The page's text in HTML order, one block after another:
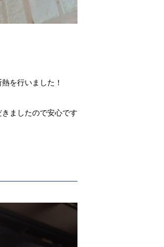
を行いました！
ましたので安心です